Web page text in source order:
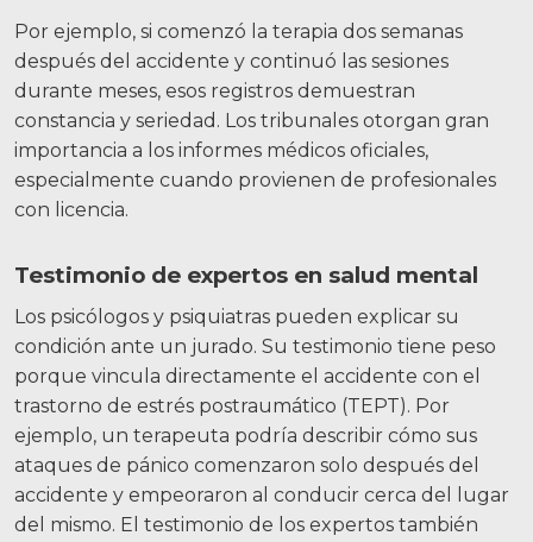
Por ejemplo, si comenzó la terapia dos semanas
después del accidente y continuó las sesiones
durante meses, esos registros demuestran
constancia y seriedad. Los tribunales otorgan gran
importancia a los informes médicos oficiales,
especialmente cuando provienen de profesionales
con licencia.
Testimonio de expertos en salud mental
Los psicólogos y psiquiatras pueden explicar su
condición ante un jurado. Su testimonio tiene peso
porque vincula directamente el accidente con el
trastorno de estrés postraumático (TEPT). Por
ejemplo, un terapeuta podría describir cómo sus
ataques de pánico comenzaron solo después del
accidente y empeoraron al conducir cerca del lugar
del mismo. El testimonio de los expertos también